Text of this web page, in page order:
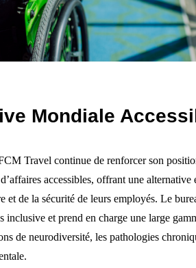
Mondiale
Travel continue de renforcer son
accessibles, offrant une alternative
et de la sécurité de leurs employés. Le
inclusive et prend en charge une large
de neurodiversité, les pathologies